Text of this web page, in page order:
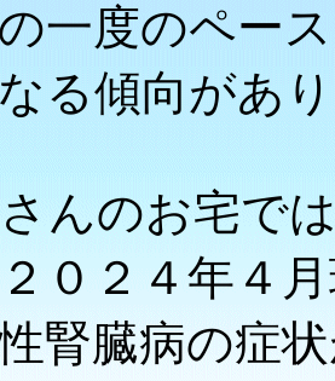
一度のペー
る傾向があ
んのお宅で
０２４年４
腎臓病の症